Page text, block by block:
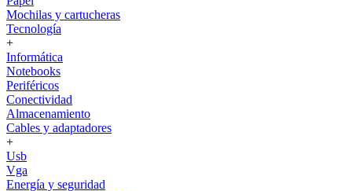
Mochilas y cartucheras
Tecnología
+
Informática
Notebooks
Periféricos
Conectividad
Almacenamiento
Cables y adaptadores
+
Usb
Vga
Energía y seguridad